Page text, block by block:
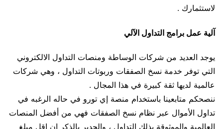
لاستثمارك .
آلية عمل برامج التداول الآلي
يوجد العديد من شركات الوساطة ومنصات التداول الالكتروني
التي توفر خدمة نسخ الصفقات وربوتات التداول ، وهي شركات
عالمية لديها ثقة كبيرة في هذا المجال .
ننصحكم متابعينا باستخدام منصة إي تورو في حاله الرغبه في
تداول الأموال عبر نظام نسخ الصفقات فهي من أفضل المنصات
العالمية والموثوقة بذلك التداول ، والجدير بالذكر ان اقل مبلغ